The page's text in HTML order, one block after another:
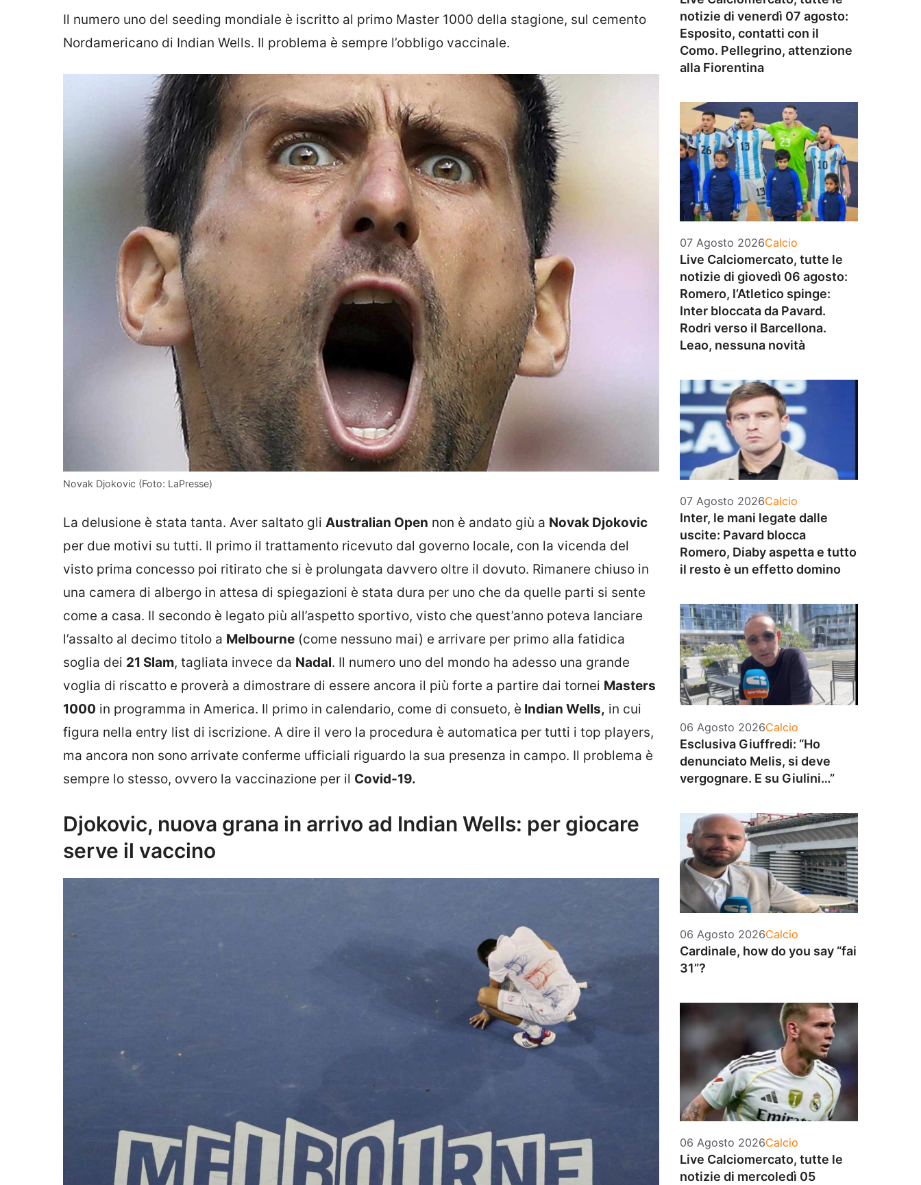
Il numero uno del seeding mondiale è iscritto al primo Master 1000 della stagione, sul cemento
Nordamericano di Indian Wells. Il problema è sempre l’obbligo vaccinale.
Novak Djokovic (Foto: LaPresse)
La delusione è stata tanta. Aver saltato gli Australian Open non è andato giù a Novak Djokovic
per due motivi su tutti. Il primo il trattamento ricevuto dal governo locale, con la vicenda del
visto prima concesso poi ritirato che si è prolungata davvero oltre il dovuto. Rimanere chiuso in
una camera di albergo in attesa di spiegazioni è stata dura per uno che da quelle parti si sente
come a casa. Il secondo è legato più all’aspetto sportivo, visto che quest’anno poteva lanciare
l’assalto al decimo titolo a Melbourne (come nessuno mai) e arrivare per primo alla fatidica
soglia dei 21 Slam, tagliata invece da Nadal. Il numero uno del mondo ha adesso una grande
voglia di riscatto e proverà a dimostrare di essere ancora il più forte a partire dai tornei Masters
1000 in programma in America. Il primo in calendario, come di consueto, è Indian Wells, in cui
figura nella entry list di iscrizione. A dire il vero la procedura è automatica per tutti i top players,
ma ancora non sono arrivate conferme ufficiali riguardo la sua presenza in campo. Il problema è
sempre lo stesso, ovvero la vaccinazione per il Covid-19.
Djokovic, nuova grana in arrivo ad Indian Wells: per giocare
serve il vaccino
notizie di venerdì 07 agosto:
Esposito, contatti con il
Como. Pellegrino, attenzione
alla Fiorentina
07 Agosto 2026Categorie
Calcio
Live Calciomercato, tutte le
notizie di giovedì 06 agosto:
Romero, l’Atletico spinge:
Inter bloccata da Pavard.
Rodri verso il Barcellona.
Leao, nessuna novità
07 Agosto 2026Categorie
Calcio
Inter, le mani legate dalle
uscite: Pavard blocca
Romero, Diaby aspetta e tutto
il resto è un effetto domino
06 Agosto 2026Categorie
Calcio
Esclusiva Giuffredi: “Ho
denunciato Melis, si deve
vergognare. E su Giulini…”
06 Agosto 2026Categorie
Calcio
Cardinale, how do you say “fai
31”?
06 Agosto 2026Categorie
Calcio
Live Calciomercato, tutte le
notizie di mercoledì 05